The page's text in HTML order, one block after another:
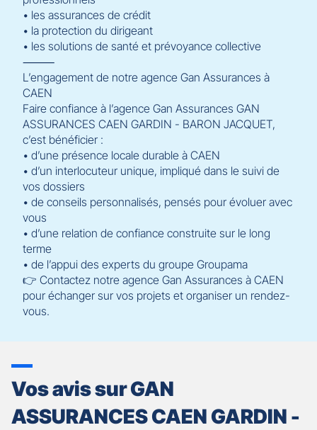
• les assurances de crédit
• la protection du dirigeant
• les solutions de santé et prévoyance collective
⸻
L’engagement de notre agence Gan Assurances à
CAEN
Faire confiance à l’agence Gan Assurances GAN
ASSURANCES CAEN GARDIN - BARON JACQUET,
c’est bénéficier :
• d’une présence locale durable à CAEN
• d’un interlocuteur unique, impliqué dans le suivi de
vos dossiers
• de conseils personnalisés, pensés pour évoluer avec
vous
• d’une relation de confiance construite sur le long
terme
• de l’appui des experts du groupe Groupama
👉 Contactez notre agence Gan Assurances à CAEN
pour échanger sur vos projets et organiser un rendez-
vous.
Vos avis sur GAN
ASSURANCES CAEN GARDIN -